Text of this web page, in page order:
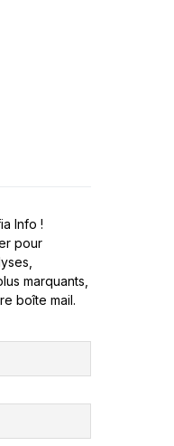
Info !
pour
marquants,
boîte mail.